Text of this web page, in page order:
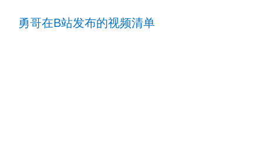
勇哥在B站发布的视频清单